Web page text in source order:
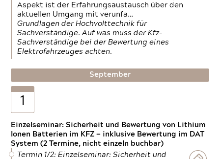
Aspekt ist der Erfahrungsaustausch über den
aktuellen Umgang mit verunfa…
Grundlagen der Hochvolttechnik für
Sachverständige. Auf was muss der Kfz-
Sachverständige bei der Bewertung eines
Elektrofahrzeuges achten.
September
1
Einzelseminar: Sicherheit und Bewertung von Lithium
Ionen Batterien im KFZ — inklusive Bewertung im DAT
System (2 Termine, nicht einzeln buchbar)
Termin 1/2: Einzelseminar: Sicherheit und